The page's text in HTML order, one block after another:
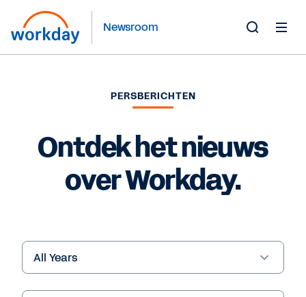
Newsroom
PERSBERICHTEN
Ontdek het nieuws
over Workday.
Year